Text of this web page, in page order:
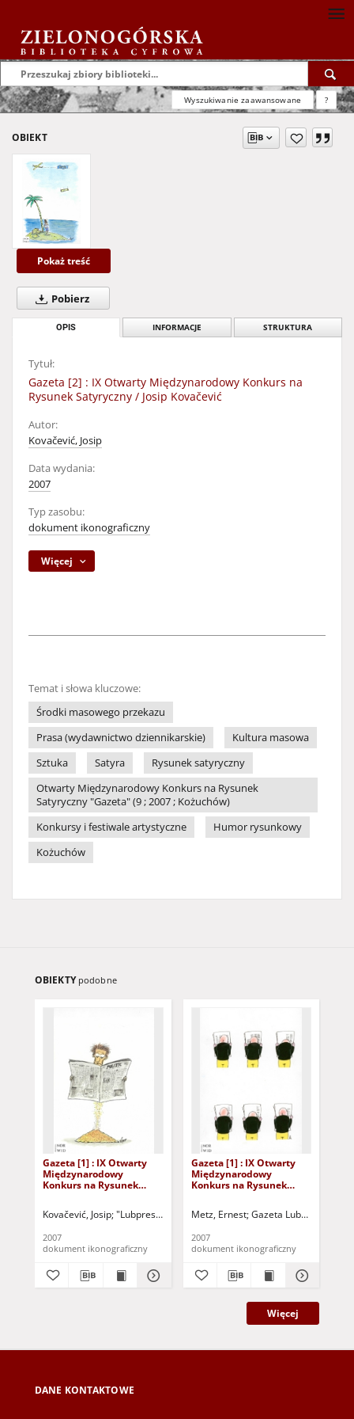
Wyszukiwanie zaawansowane ?
OBIEKT
Pokaż treść
Pobierz
OPIS INFORMACJE STRUKTURA
Tytuł:
Gazeta [2] : IX Otwarty Międzynarodowy Konkurs na
Rysunek Satyryczny / Josip Kovačević
Autor:
Kovačević, Josip
Data wydania:
2007
Typ zasobu:
dokument ikonograficzny
Więcej
Temat i słowa kluczowe:
Środki masowego przekazu
Prasa (wydawnictwo dziennikarskie)
Kultura masowa
Sztuka
Satyra
Rysunek satyryczny
Otwarty Międzynarodowy Konkurs na Rysunek
Satyryczny "Gazeta" (9 ; 2007 ; Kożuchów)
Konkursy i festiwale artystyczne
Humor rysunkowy
Kożuchów
OBIEKTY podobne
Gazeta [1] : IX Otwarty
Międzynarodowy
Konkurs na Rysunek
Kovačević, Josip "Lubpress" (Zielona Góra) Kożuchowski Ośrodek
2007
dokument ikonograficzny
Gazeta [1] : IX Otwarty
Międzynarodowy
Konkurs na Rysunek
Metz, Ernest Gazeta Lubuska
2007
dokument ikonograficzny
Więcej
DANE KONTAKTOWE